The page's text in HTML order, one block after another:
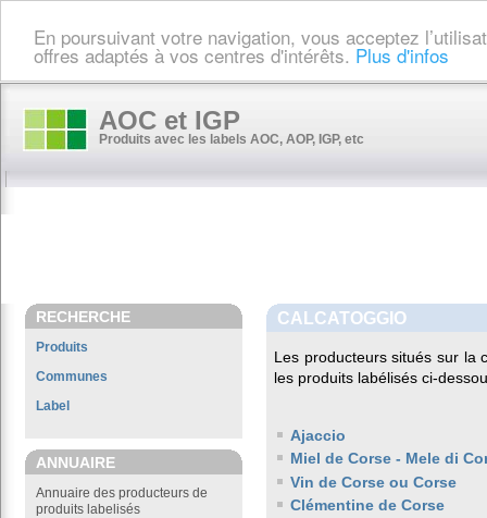
En poursuivant votre navigation, vous acceptez
offres adaptés à vos centres d'intérêts. Plus d'infos
AOC et IGP
Produits avec les labels AOC, AOP, IGP, etc
RECHERCHE
Produits
Communes
Label
ANNUAIRE
Annuaire des producteurs de
produits labelisés
CALCATOGGIO
Les producteurs situés sur la
les produits labélisés ci-
Ajaccio
Miel de Corse - Mele di
Vin de Corse ou Corse
Clémentine de Corse